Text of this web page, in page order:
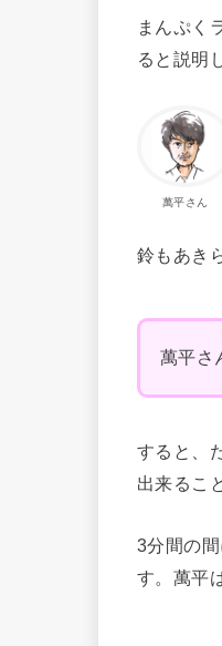
まんぷく
ると説明
萬平さん
鈴もあき
萬平さ
すると、
出来るこ
3分間の
す。萬平